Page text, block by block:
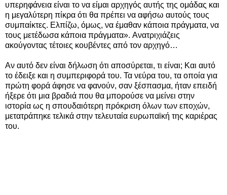
υπερηφάνεια είναι το να είμαι αρχηγός αυτής της ομάδας και
η μεγαλύτερη πίκρα ότι θα πρέπει να αφήσω αυτούς τους
συμπαίκτες. Ελπίζω, όμως, να έμαθαν κάποια πράγματα, να
τους μετέδωσα κάποια πράγματα». Ανατριχιάζεις
ακούγοντας τέτοιες κουβέντες από τον αρχηγό…
Αν αυτό δεν είναι δήλωση ότι αποσύρεται, τι είναι; Και αυτό
το έδειξε και η συμπεριφορά του. Τα νεύρα του, τα οποία για
πρώτη φορά άφησε να φανούν, σαν ξέσπασμα, ήταν επειδή
ήξερε ότι μια βραδιά που θα μπορούσε να μείνει στην
ιστορία ως η σπουδαιότερη πρόκριση όλων των εποχών,
μετατράπηκε τελικά στην τελευταία ευρωπαϊκή της καριέρας
του.